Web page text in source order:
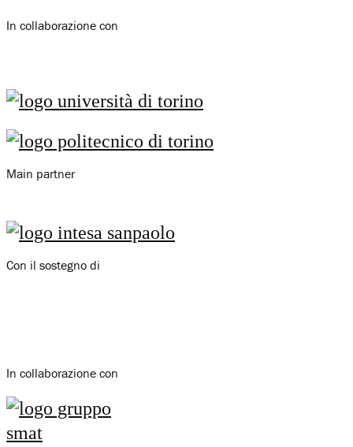
In collaborazione con
Main partner
Con il sostegno di
In collaborazione con